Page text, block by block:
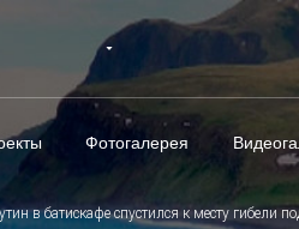
Фотогалерея
в батискафе спустился к месту гибели